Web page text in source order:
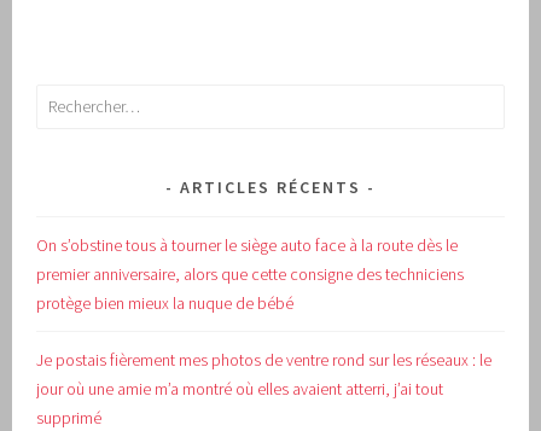
Rechercher :
ARTICLES RÉCENTS
On s’obstine tous à tourner le siège auto face à la route dès le
premier anniversaire, alors que cette consigne des techniciens
protège bien mieux la nuque de bébé
Je postais fièrement mes photos de ventre rond sur les réseaux : le
jour où une amie m’a montré où elles avaient atterri, j’ai tout
supprimé